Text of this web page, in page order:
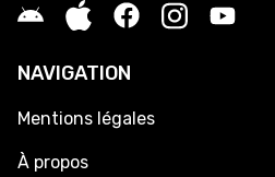
NAVIGATION
Mentions légales
À propos